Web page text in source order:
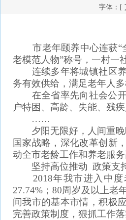
字体：[
市老年颐养中心连获“全
老模范人物”称号，一村一
连续多年将城镇社区养
务有效供给，满足老年人
在全省率先向社会公开
户特困、高龄、失能、残
……
夕阳无限好，人间重晚
国家战略，深化改革创新
动全市老龄工作和养老服
坚持高位推动 政策支
2018年我市进入中度
27.74%；80周岁及以上老
间我市的基本市情，积极
完善政策制度，狠抓工作